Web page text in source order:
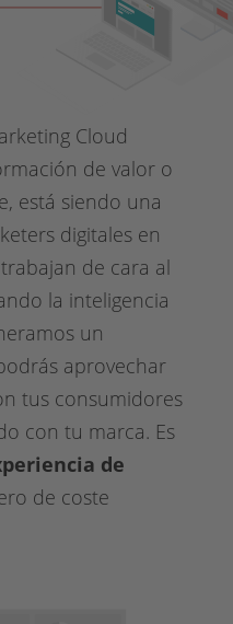
Cloud
de valor o
está siendo una
digitales en
de cara al
la inteligencia
un
aprovechar
tus consumidores
con tu marca. Es
de
de coste